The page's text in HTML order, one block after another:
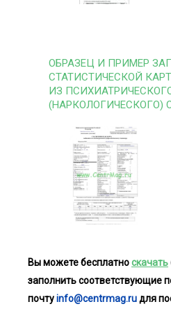
ОБРАЗЕЦ И ПРИМЕР
СТАТИСТИЧЕСКОЙ
ИЗ
(НАРКОЛОГИЧЕСКОГО)
Вы можете бесплатноскачать
заполнить соответствующие
почтуinfo@centrmag.ruдля